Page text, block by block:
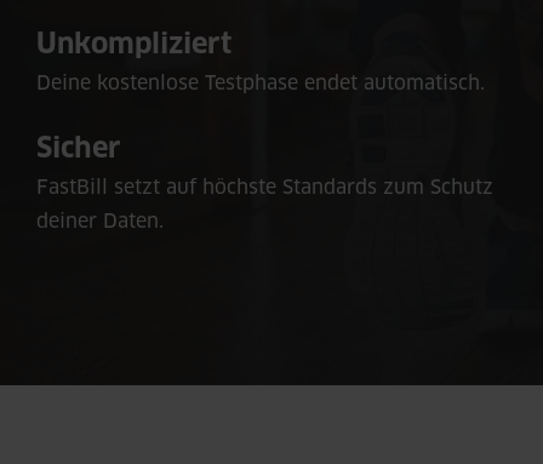
Unkompliziert
Deine kostenlose Testphase endet automatisch.
Sicher
FastBill setzt auf höchste Standards zum Schutz
deiner Daten.